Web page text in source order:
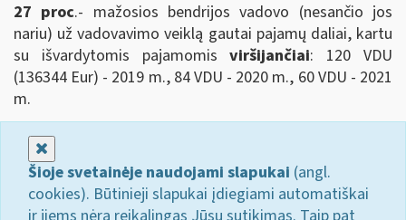
27 proc.- mažosios bendrijos vadovo (nesančio jos
nariu) už vadovavimo veiklą gautai pajamų daliai, kartu
su išvardytomis pajamomisviršijančiai: 120 VDU
(136344 Eur) - 2019 m., 84 VDU - 2020 m., 60 VDU - 2021
m.
Šioje svetainėje naudojami slapukai (angl.
cookies). Būtinieji slapukai įdiegiami automatiškai
ir jiems nėra reikalingas Jūsų sutikimas. Taip pat